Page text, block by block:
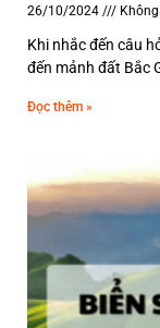
26/10/2024
Khi nhắc đến câu
đến mảnh đất Bắc
Đọc thêm »